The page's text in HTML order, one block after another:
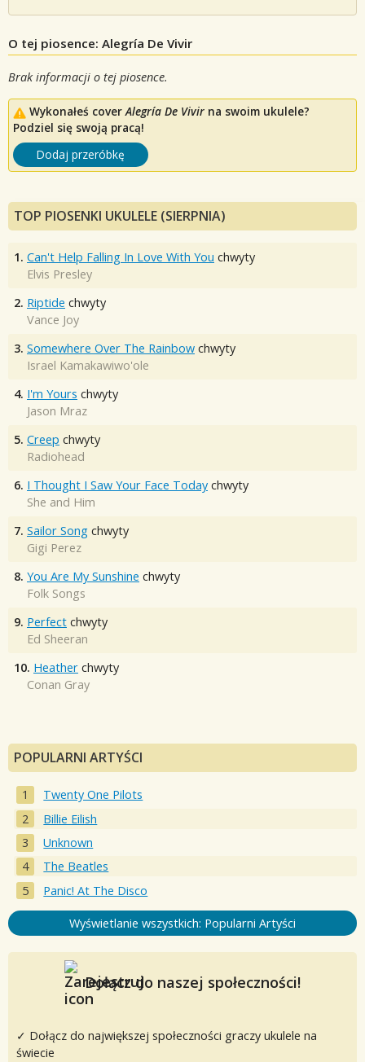
O tej piosence: Alegría De Vivir
Brak informacji o tej piosence.
Wykonałeś coverAlegría De Vivir na swoim ukulele?
Podziel się swoją pracą!
Dodaj przeróbkę
TOP PIOSENKI UKULELE (SIERPNIA)
1. Can't Help Falling In Love With You chwyty
Elvis Presley
2. Riptide chwyty
Vance Joy
3. Somewhere Over The Rainbow chwyty
Israel Kamakawiwo'ole
4. I'm Yours chwyty
Jason Mraz
5. Creep chwyty
Radiohead
6. I Thought I Saw Your Face Today chwyty
She and Him
7. Sailor Song chwyty
Gigi Perez
8. You Are My Sunshine chwyty
Folk Songs
9. Perfect chwyty
Ed Sheeran
10. Heather chwyty
Conan Gray
POPULARNI ARTYŚCI
Twenty One Pilots
Billie Eilish
Unknown
The Beatles
Panic! At The Disco
Wyświetlanie wszystkich: Popularni Artyści
Dołącz do naszej społeczności!
✓ Dołącz do największej społeczności graczy ukulele na
świecie